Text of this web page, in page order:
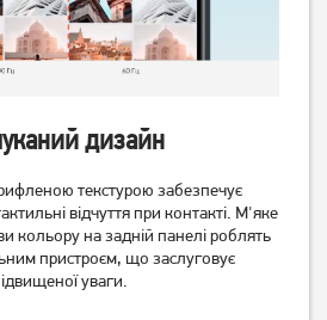
Смартфон Xiaomi Redmi
Note 14S 8/256GB NFC
Midnight Black (Global) (із
зарядним пристроєм)
12 469грн
10 939
дизайн
текстурою забезпечує
відчуття при контакті. М'яке
кольору на задній панелі роблять
пристроєм, що заслуговує
уваги.